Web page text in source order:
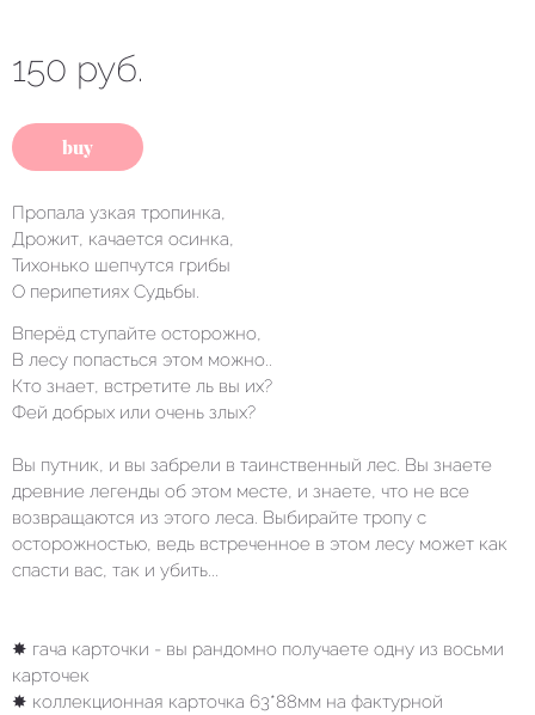
150 руб.
buy
Пропала узкая тропинка,
Дрожит, качается осинка,
Тихонько шепчутся грибы
О перипетиях Судьбы.
Вперёд ступайте осторожно,
В лесу попасться этом можно..
Кто знает, встретите ль вы их?
Фей добрых или очень злых?
Вы путник, и вы забрели в таинственный лес. Вы знаете
древние легенды об этом месте, и знаете, что не все
возвращаются из этого леса. Выбирайте тропу с
осторожностью, ведь встреченное в этом лесу может как
спасти вас, так и убить...
✸ гача карточки - вы рандомно получаете одну из восьми
карточек
✸ коллекционная карточка 63*88мм на фактурной